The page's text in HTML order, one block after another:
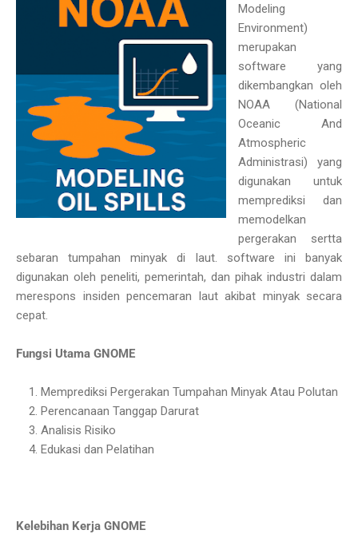
Modeling
Environment)
merupakan
software yang
dikembangkan oleh
NOAA (National
Oceanic And
Atmospheric
Administrasi) yang
digunakan untuk
memprediksi dan
memodelkan
pergerakan sertta
sebaran tumpahan minyak di laut. software ini banyak
digunakan oleh peneliti, pemerintah, dan pihak industri dalam
merespons insiden pencemaran laut akibat minyak secara
cepat.
Fungsi Utama GNOME
1. Memprediksi Pergerakan Tumpahan Minyak Atau Polutan
2. Perencanaan Tanggap Darurat
3. Analisis Risiko
4. Edukasi dan Pelatihan
Kelebihan Kerja GNOME